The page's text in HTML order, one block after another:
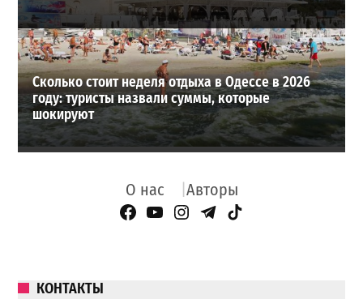
Сколько стоит неделя отдыха в Одессе в 2026
году: туристы назвали суммы, которые
шокируют
О нас Авторы
Facebook Page
YouTube
Instagram
Telegram
TikTok
КОНТАКТЫ